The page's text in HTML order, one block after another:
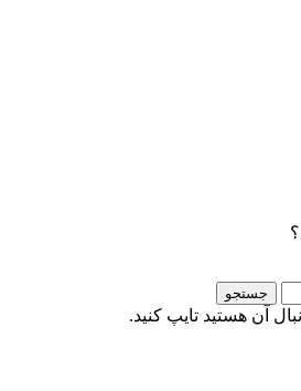
جستجو
آن هستید تایپ کنید.